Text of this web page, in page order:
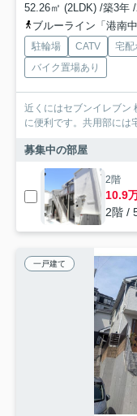
52.26㎡ (2LDK) /築3年
ブルーライン「港南
駐輪場 CATV 宅配
バイク置場あり
近くにはセブンイレブン
に便利です。共用部には
募集中の部屋
2階
10.9
2階 /
一戸建て